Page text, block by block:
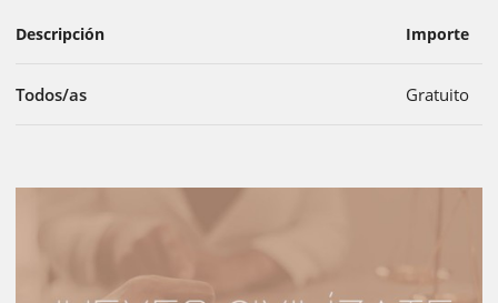
Descripción Importe
Todos/as Gratuito